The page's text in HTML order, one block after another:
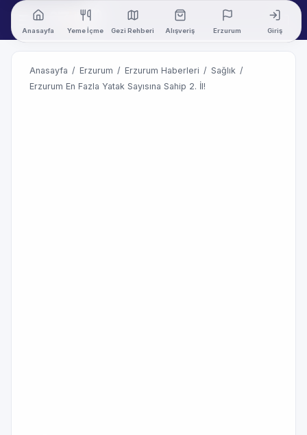
Anasayfa Yeme İçme Gezi Rehberi Alışveriş Erzurum Giriş
Anasayfa / Erzurum / Erzurum Haberleri / Sağlık /
Erzurum En Fazla Yatak Sayısına Sahip 2. İl!